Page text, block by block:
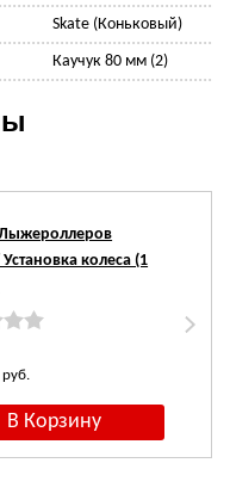
Skate (Коньковый)
Каучук 80 мм (2)
колеса (1
руб.